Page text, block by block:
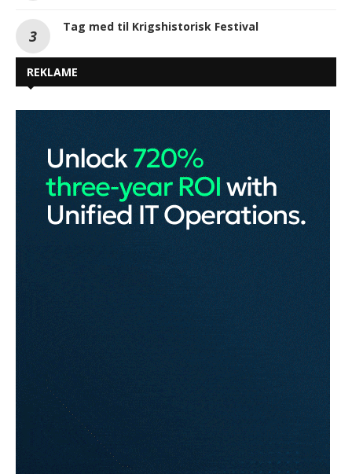
Tag med til Krigshistorisk Festival
REKLAME